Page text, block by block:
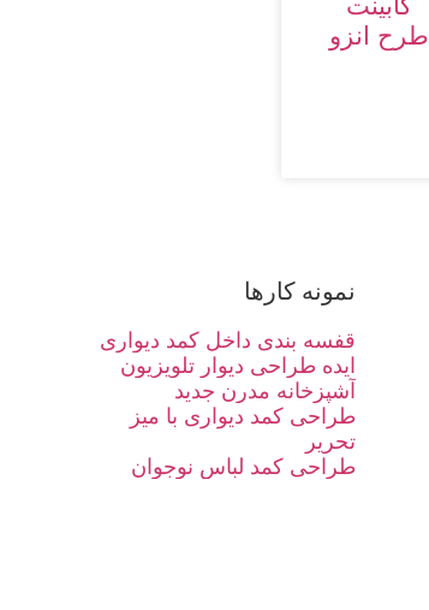
طرح انزو
نمونه کارها
قفسه بندی داخل کمد دیواری
ایده طراحی دیوار تلویزیون
آشپزخانه مدرن جدید
طراحی کمد دیواری با میز
تحریر
طراحی کمد لباس نوجوان